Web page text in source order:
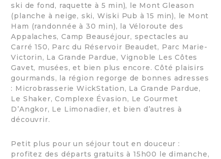
ski de fond, raquette à 5 min), le Mont Gleason
(planche à neige, ski, Wiski Pub à 15 min), le Mont
Ham (randonnée à 30 min), la Véloroute des
Appalaches, Camp Beauséjour, spectacles au
Carré 150, Parc du Réservoir Beaudet, Parc Marie-
Victorin, La Grande Pardue, Vignoble Les Côtes
Gavet, musées, et bien plus encore. Côté plaisirs
gourmands, la région regorge de bonnes adresses
: Microbrasserie WickStation, La Grande Pardue,
Le Shaker, Complexe Évasion, Le Gourmet
D’Angkor, Le Limonadier, et bien d’autres à
découvrir.
Petit plus pour un séjour tout en douceur :
profitez des départs gratuits à 15h00 le dimanche,